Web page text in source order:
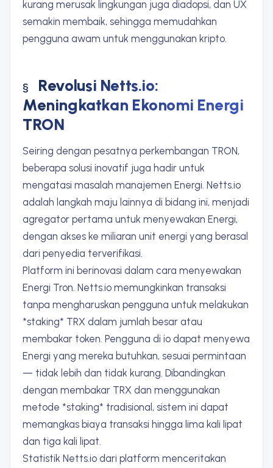
kurang merusak lingkungan juga diadopsi, dan UX
semakin membaik, sehingga memudahkan
pengguna awam untuk menggunakan kripto.
Revolusi Netts.io:
Meningkatkan Ekonomi Energi
TRON
Seiring dengan pesatnya perkembangan TRON,
beberapa solusi inovatif juga hadir untuk
mengatasi masalah manajemen Energi. Netts.io
adalah langkah maju lainnya di bidang ini, menjadi
agregator pertama untuk menyewakan Energi,
dengan akses ke miliaran unit energi yang berasal
dari penyedia terverifikasi.
Platform ini berinovasi dalam cara menyewakan
Energi Tron. Netts.io memungkinkan transaksi
tanpa mengharuskan pengguna untuk melakukan
*staking* TRX dalam jumlah besar atau
membakar token. Pengguna di io dapat menyewa
Energi yang mereka butuhkan, sesuai permintaan
— tidak lebih dan tidak kurang. Dibandingkan
dengan membakar TRX dan menggunakan
metode *staking* tradisional, sistem ini dapat
memangkas biaya transaksi hingga lima kali lipat
dan tiga kali lipat.
Statistik Netts.io dari platform menceritakan